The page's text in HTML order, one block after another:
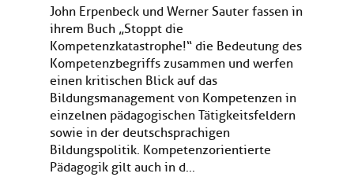
John Erpenbeck und Werner Sauter fassen in
ihrem Buch „Stoppt die
Kompetenzkatastrophe!“ die Bedeutung des
Kompetenzbegriffs zusammen und werfen
einen kritischen Blick auf das
Bildungsmanagement von Kompetenzen in
einzelnen pädagogischen Tätigkeitsfeldern
sowie in der deutschsprachigen
Bildungspolitik. Kompetenzorientierte
Pädagogik gilt auch in d...